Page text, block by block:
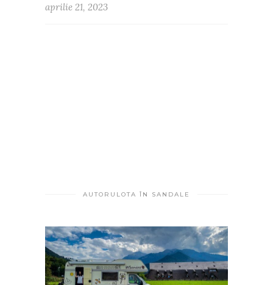
aprilie 21, 2023
AUTORULOTA ÎN SANDALE